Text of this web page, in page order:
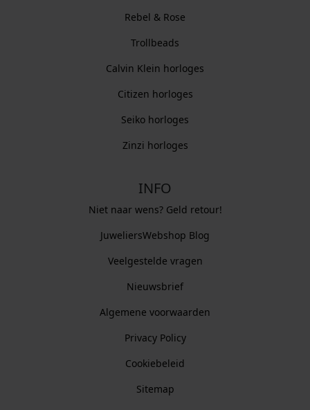
Rebel & Rose
Trollbeads
Calvin Klein horloges
Citizen horloges
Seiko horloges
Zinzi horloges
INFO
Niet naar wens? Geld retour!
JuweliersWebshop Blog
Veelgestelde vragen
Nieuwsbrief
Algemene voorwaarden
Privacy Policy
Cookiebeleid
Sitemap